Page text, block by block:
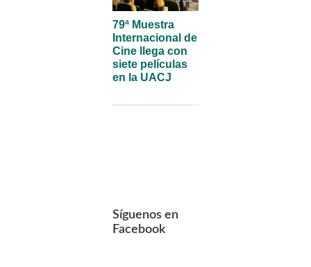
79ª Muestra
Internacional de
Cine llega con
siete películas
en la UACJ
Síguenos en
Facebook